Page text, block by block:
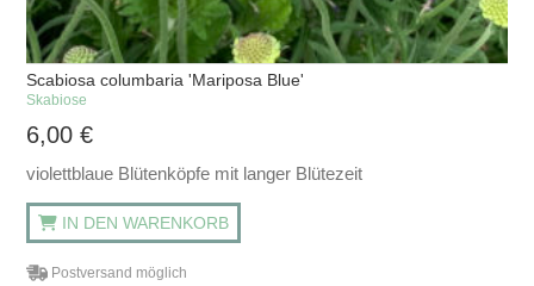
Scabiosa columbaria 'Mariposa Blue'
Skabiose
6,00€
violettblaue Blütenköpfe mit langer Blütezeit
IN DEN WARENKORB
Postversand möglich